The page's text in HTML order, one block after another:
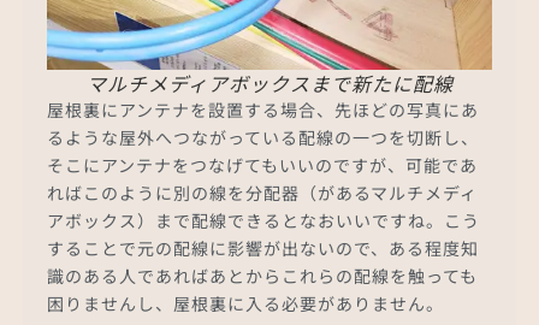
マルチメディアボックスまで新たに配線
屋根裏にアンテナを設置する場合、先ほどの写真にあ
るような屋外へつながっている配線の一つを切断し、
そこにアンテナをつなげてもいいのですが、可能であ
ればこのように別の線を分配器（があるマルチメディ
アボックス）まで配線できるとなおいいですね。こう
することで元の配線に影響が出ないので、ある程度知
識のある人であればあとからこれらの配線を触っても
困りませんし、屋根裏に入る必要がありません。